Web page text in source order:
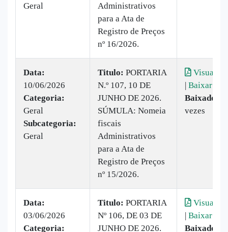
Geral
Administrativos
para a Ata de
Registro de Preços
nº 16/2026.
Data:
10/06/2026
Categoria:
Geral
Subcategoria:
Geral
Titulo: PORTARIA
N.º 107, 10 DE
JUNHO DE 2026.
SÚMULA: Nomeia
fiscais
Administrativos
para a Ata de
Registro de Preços
nº 15/2026.
| Baixar
Baixado:
vezes
Data:
03/06/2026
Categoria:
Titulo: PORTARIA
Nº 106, DE 03 DE
JUNHO DE 2026.
| Baixar
Baixado: